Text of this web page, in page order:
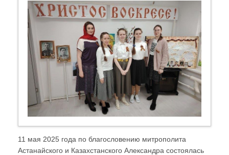
11 мая 2025 года по благословению митрополита
Астанайского и Казахстанского Александра состоялась